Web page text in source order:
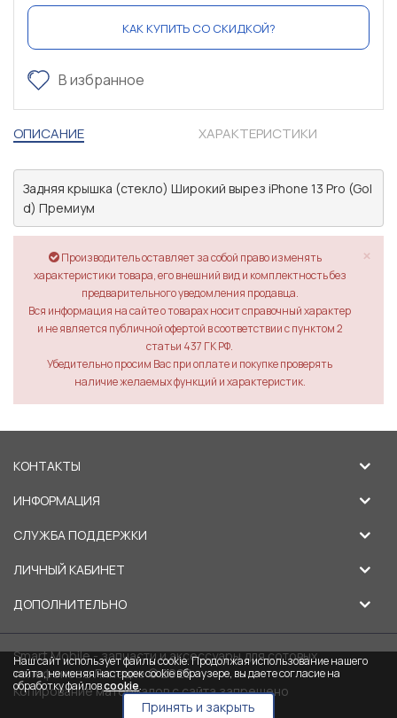
КАК КУПИТЬ СО СКИДКОЙ?
В избранное
ОПИСАНИЕ ХАРАКТЕРИСТИКИ
Задняя крышка (стекло) Широкий вырез iPhone 13 Pro (Gol
d) Премиум
×
Производитель оставляет за собой право изменять
характеристики товара, его внешний вид и комплектность без
предварительного уведомления продавца.
Вся информация на сайте о товарах носит справочный характер
и не является публичной офертой в соответствии с пунктом 2
статьи 437 ГК РФ.
Убедительно просим Вас при оплате и покупке проверять
наличие желаемых функций и характеристик.
КОНТАКТЫ
ИНФОРМАЦИЯ
СЛУЖБА ПОДДЕРЖКИ
ЛИЧНЫЙ КАБИНЕТ
ДОПОЛНИТЕЛЬНО
Smart Mobile - запчасти и аксессуары для сотовых
телефонов в Липецке © 2026
Копирование материалов с сайта запрещено
Наш сайт использует файлы cookie. Продолжая использование нашего
сайта, не меняя настроек cookie в браузере, вы даете согласие на
обработку файловcookie.
Принять и закрыть